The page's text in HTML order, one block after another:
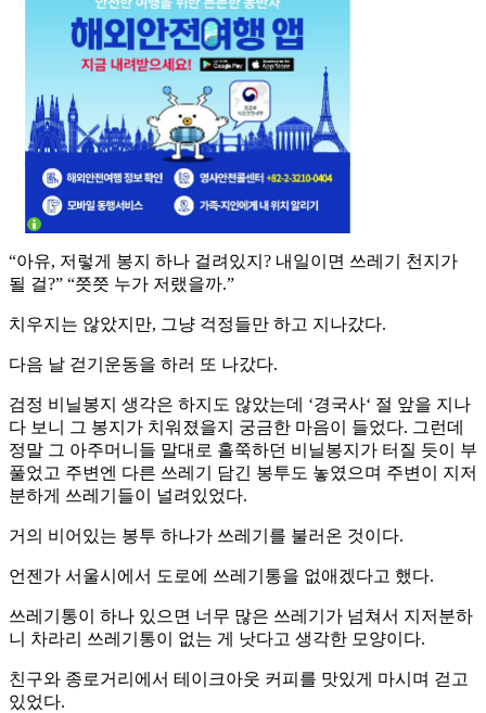
“아유, 저렇게 봉지 하나 걸려있지? 내일이면 쓰레기 천지가
될 걸?” “쯧쯧 누가 저랬을까.”
치우지는 않았지만, 그냥 걱정들만 하고 지나갔다.
다음 날 걷기운동을 하러 또 나갔다.
검정 비닐봉지 생각은 하지도 않았는데 ‘경국사‘ 절 앞을 지나
다 보니 그 봉지가 치워졌을지 궁금한 마음이 들었다. 그런데
정말 그 아주머니들 말대로 홀쭉하던 비닐봉지가 터질 듯이 부
풀었고 주변엔 다른 쓰레기 담긴 봉투도 놓였으며 주변이 지저
분하게 쓰레기들이 널려있었다.
거의 비어있는 봉투 하나가 쓰레기를 불러온 것이다.
언젠가 서울시에서 도로에 쓰레기통을 없애겠다고 했다.
쓰레기통이 하나 있으면 너무 많은 쓰레기가 넘쳐서 지저분하
니 차라리 쓰레기통이 없는 게 낫다고 생각한 모양이다.
친구와 종로거리에서 테이크아웃 커피를 맛있게 마시며 걷고
있었다.